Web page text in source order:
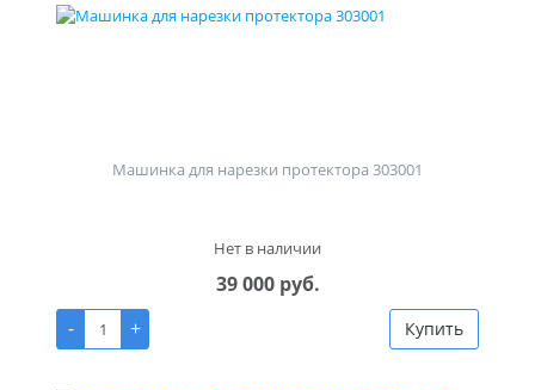
Машинка для нарезки протектора 303001
Нет в наличии
39 000 руб.
-
+ Купить